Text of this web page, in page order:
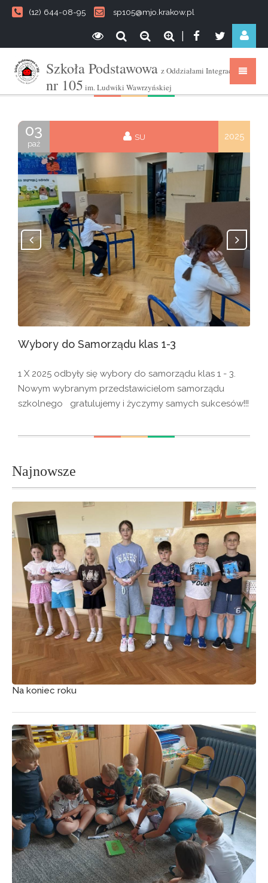
(12) 644-08-95 sp105@mjo.krakow.pl
Szkoła Podstawowa z Oddziałami Integracyjnymi
nr 105 im. Ludwiki Wawrzyńskiej
03
paź
SU 2025
Wybory do Samorządu klas 1-3
1 X 2025 odbyły się wybory do samorządu klas 1 - 3.
Nowym wybranym przedstawicielom samorządu
szkolnego gratulujemy i życzymy samych sukcesów!!!
Najnowsze
Na koniec roku